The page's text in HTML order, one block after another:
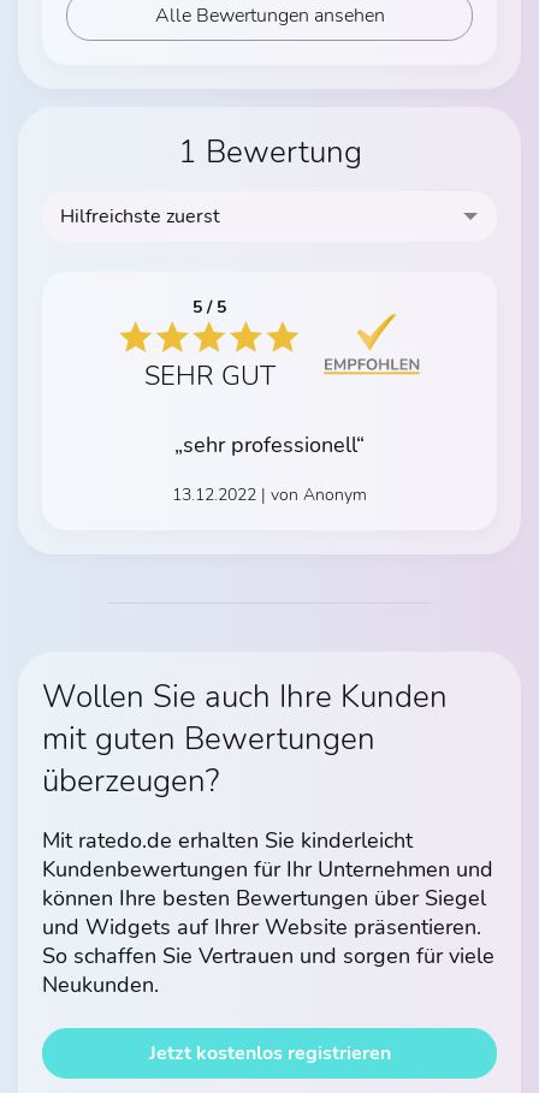
Alle Bewertungen ansehen
1 Bewertung
Hilfreichste zuerst
5 / 5
SEHR GUT
„sehr professionell“
13.12.2022 | von Anonym
Wollen Sie auch Ihre Kunden
mit guten Bewertungen
überzeugen?
Mit ratedo.de erhalten Sie kinderleicht
Kundenbewertungen für Ihr Unternehmen und
können Ihre besten Bewertungen über Siegel
und Widgets auf Ihrer Website präsentieren.
So schaffen Sie Vertrauen und sorgen für viele
Neukunden.
Jetzt kostenlos registrieren